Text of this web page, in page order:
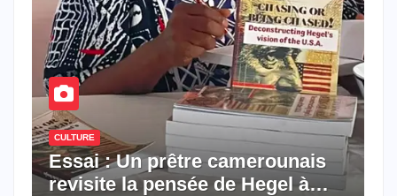
CULTURE
Essai : Un prêtre camerounais
revisite la pensée de Hegel à